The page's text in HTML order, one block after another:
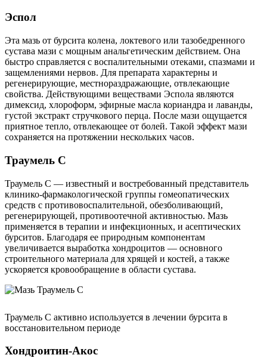
Эспол
Эта мазь от бурсита колена, локтевого или тазобедренного
сустава мази с мощным анальгетическим действием. Она
быстро справляется с воспалительными отеками, спазмами и
защемлениями нервов. Для препарата характерны и
регенерирующие, местнораздражающие, отвлекающие
свойства. Действующими веществами Эспола являются
димексид, хлороформ, эфирные масла кориандра и лаванды,
густой экстракт стручкового перца. После мази ощущается
приятное тепло, отвлекающее от болей. Такой эффект мази
сохраняется на протяжении нескольких часов.
Траумель С
Траумель С — известный и востребованный представитель
клинико-фармакологической группы гомеопатических
средств с противовоспалительной, обезболивающий,
регенерирующей, противоотечной активностью. Мазь
применяется в терапии и инфекционных, и асептических
бурситов. Благодаря ее природным компонентам
увеличивается выработка хондроцитов — основного
строительного материала для хрящей и костей, а также
ускоряется кровообращение в области сустава.
Траумель С активно используется в лечении бурсита в
восстановительном периоде
Хондроитин-Акос